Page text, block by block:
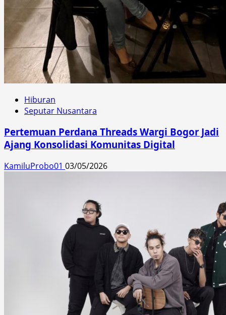
Hiburan
Seputar Nusantara
Pertemuan Perdana Threads Wargi Bogor Jadi
Ajang Konsolidasi Komunitas Digital
KamiluProbo01 03/05/2026